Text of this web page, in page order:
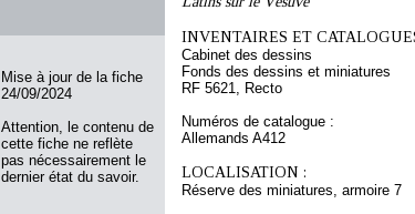
Mise à jour de la fiche
24/09/2024
Attention, le contenu de
cette fiche ne reflète
pas nécessairement le
dernier état du savoir.
INVENTAIRES ET
Cabinet des dessins
Fonds des dessins et miniatures
RF 5621, Recto
Numéros de catalogue :
Allemands A412
LOCALISATION :
Réserve des miniatures, armoire 7